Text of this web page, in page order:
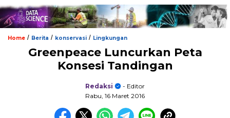
Home / Berita / konservasi / Lingkungan
Greenpeace Luncurkan Peta
Konsesi Tandingan
Redaksi
- Editor
Rabu, 16 Maret 2016